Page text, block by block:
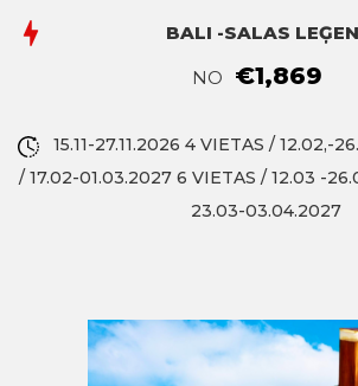
BALI -SALAS
NO
€1,869
15.11-27.11.2026 4 VIETAS / 12.02,-
/ 17.02-01.03.2027 6 VIETAS / 12.03 -
23.03-03.04.2027